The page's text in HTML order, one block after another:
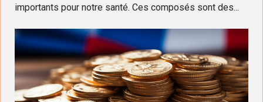
importants pour notre santé. Ces composés sont des...